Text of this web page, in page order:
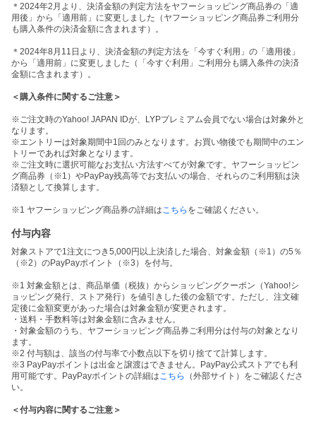
＊2024年2月より、決済金額の判定方法をヤフーショッピング商品券の「適
用後」から「適用前」に変更しました（ヤフーショッピング商品券ご利用分
も購入条件の決済金額に含まれます）。
＊2024年8月11日より、決済金額の判定方法を「今すぐ利用」の「適用後」
から「適用前」に変更しました（「今すぐ利用」ご利用分も購入条件の決済
金額に含まれます）。
＜購入条件に関するご注意＞
※ご注文時のYahoo! JAPAN IDが、LYPプレミアム会員でない場合は対象外と
なります。
※エントリーは対象期間中1回のみとなります。お買い物後でも期間中のエン
トリーであれば対象となります。
※ご注文時に選択可能なお支払い方法すべてが対象です。ヤフーショッピン
グ商品券（※1）やPayPay残高等でお支払いの場合、それらのご利用額は決
済額として換算します。
※1 ヤフーショッピング商品券の詳細は こちら をご確認ください。
付与内容
対象ストアで1注文につき5,000円以上決済した場合、対象金額（※1）の5％
（※2）のPayPayポイント（※3）を付与。
※1 対象金額とは、商品単価（税抜）からショッピングクーポン（Yahoo!シ
ョッピング発行、ストア発行）を値引きした後の金額です。ただし、注文確
定後に金額変更があった場合は対象金額が変更されます。
・送料・手数料等は対象金額に含みません。
・対象金額のうち、ヤフーショッピング商品券ご利用分は付与の対象となり
ます。
※2 付与額は、該当の付与率で小数点以下を切り捨てて計算します。
※3 PayPayポイントは出金と譲渡はできません。PayPay公式ストアでも利
用可能です。PayPayポイントの詳細は こちら
（外部サイト）をご確認くださ
い。
＜付与内容に関するご注意＞